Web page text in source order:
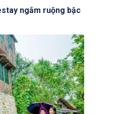
ngắm ruộng bậc